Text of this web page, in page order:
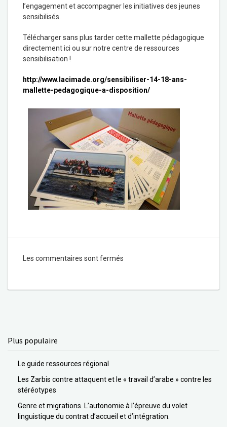
l’engagement et accompagner les initiatives des jeunes
sensibilisés.
Télécharger sans plus tarder cette mallette pédagogique
directement ici ou sur notre centre de ressources
sensibilisation !
http://www.lacimade.org/sensibiliser-14-18-ans-
mallette-pedagogique-a-disposition/
Les commentaires sont fermés
Plus populaire
Le guide ressources régional
Les Zarbis contre attaquent et le « travail d’arabe » contre les
stéréotypes
Genre et migrations. L’autonomie à l’épreuve du volet
linguistique du contrat d’accueil et d’intégration.